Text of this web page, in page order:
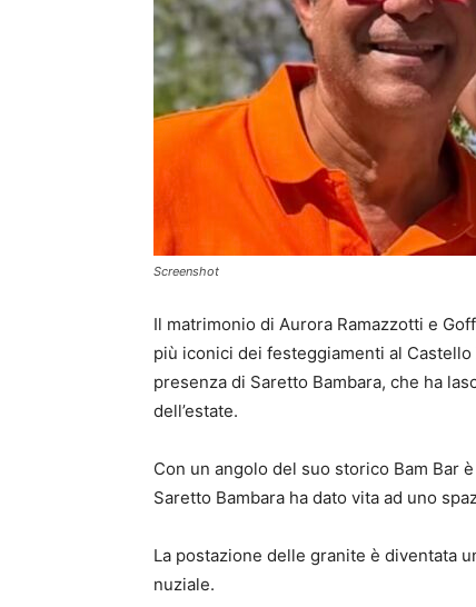
Screenshot
Il matrimonio di Aurora Ramazzotti e
più iconici dei festeggiamenti al
presenza di Saretto Bambara, che ha
dell’estate.
Con un angolo del suo storico Bam Bar
Saretto Bambara ha dato vita ad uno
La postazione delle granite è diventata
nuziale.